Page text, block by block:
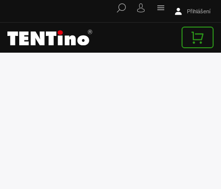
Přihlášení